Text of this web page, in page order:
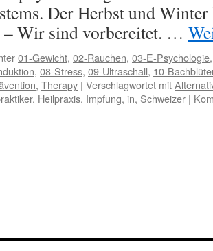
Der Herbst und
– Wir sind vorbereitet. …
01-Gewicht, 02-Rauchen, 03-E-Psychologie
, 08-Stress, 09-Ultraschall, 10-
, Therapy | Verschlagwortet mit
, Heilpraxis, Impfung, in, Schweizer |